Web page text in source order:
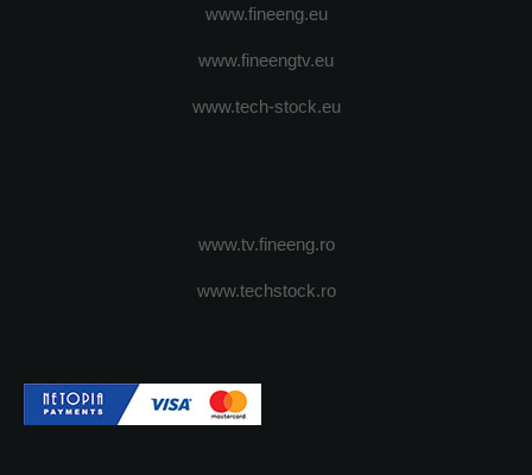
www.fineeng.eu
www.fineengtv.eu
www.tech-stock.eu
www.tv.fineeng.ro
www.techstock.ro